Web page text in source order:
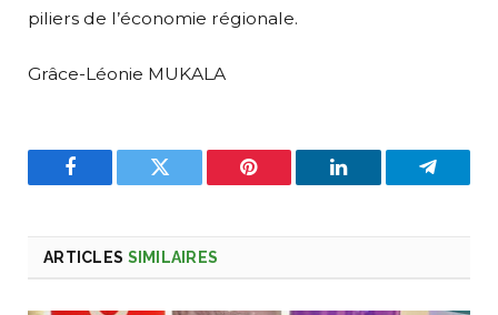
piliers de l’économie régionale.
Grâce-Léonie MUKALA
Facebook Twitter Pinterest LinkedIn
ARTICLES SIMILAIRES